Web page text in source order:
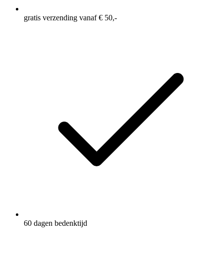
gratis verzending vanaf € 50,-
60 dagen bedenktijd